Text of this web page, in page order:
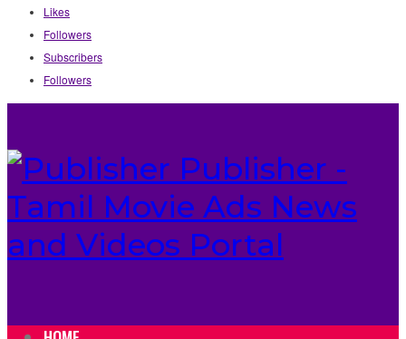
Likes
Followers
Subscribers
Followers
Publisher -
Tamil Movie Ads News
and Videos Portal